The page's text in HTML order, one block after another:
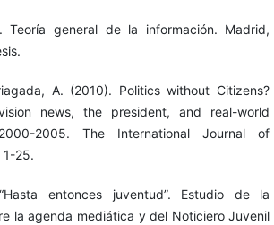
Teoría general de la información. Madrid,
A. (2010). Politics without Citizens?
news, the president, and real-world
2005. The International Journal of
1-25.
entonces juventud”. Estudio de la
la agenda mediática y del Noticiero Juvenil